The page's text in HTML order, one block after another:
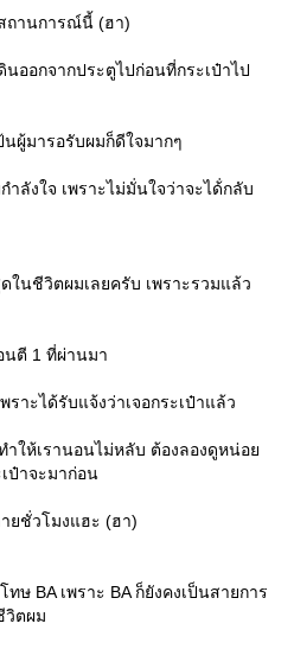
ถานการณ์นี้ (ฮา)
นออกจากประตูไปก่อนที่กระเป๋าไป
ผู้มารอรับผมก็ดีใจมากๆ
ำลังใจ เพราะไม่มั่นใจว่าจะได้่กลับ
นชีวิตผมเลยครับ เพราะรวมแล้ว
นตี 1 ที่ผ่านมา
ราะได้รับแจ้งว่าเจอกระเป๋าแล้ว
ำให้เรานอนไม่หลับ ต้องลองดูหน่อ
ป๋าจะมาก่อน
ยชั่วโมงแฮะ (ฮา)
ษ BA เพราะ BA ก็ยังคงเป็นสายการ
วิตผม